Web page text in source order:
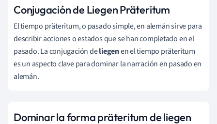
Conjugación de Liegen Präteritum
El tiempo präteritum, o pasado simple, en alemán sirve para
describir acciones o estados que se han completado en el
pasado. La conjugación deliegenen el tiempo präteritum
es un aspecto clave para dominar la narración en pasado en
alemán.
Dominar la forma präteritum de liegen